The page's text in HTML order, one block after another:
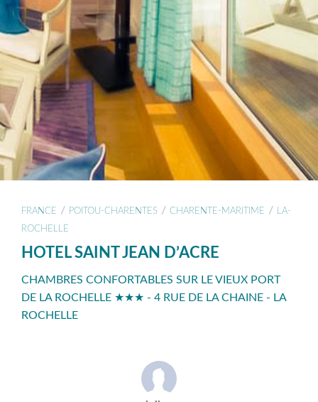
FRANCE / POITOU-CHARENTES / CHARENTE-MARITIME / LA-
ROCHELLE
HOTEL SAINT JEAN D’ACRE
CHAMBRES CONFORTABLES SUR LE VIEUX PORT
DE LA ROCHELLE ★★★ - 4 RUE DE LA CHAINE - LA
ROCHELLE